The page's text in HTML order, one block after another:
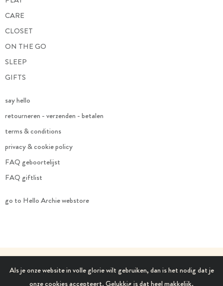
Als je onze website in volle glorie wilt gebruiken, dan is het nodig dat je
onze cookies accepteert. Gelukkig is dat heel makkelijk.
CARE
CLOSET
ON THE GO
SLEEP
GIFTS
say hello
retourneren - verzenden - betalen
terms & conditions
privacy & cookie policy
FAQ geboortelijst
FAQ giftlist
go to Hello Archie webstore
© 2021 Hello Archie. All Rights Reserved.